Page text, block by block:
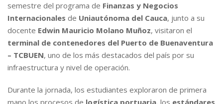
semestre del programa de Finanzas y Negocios
Internacionales de Uniautónoma del Cauca, junto a su
docente Edwin Mauricio Molano Muñoz, visitaron el
terminal de contenedores del Puerto de Buenaventura
– TCBUEN, uno de los más destacados del país por su
infraestructura y nivel de operación.
Durante la jornada, los estudiantes exploraron de primera